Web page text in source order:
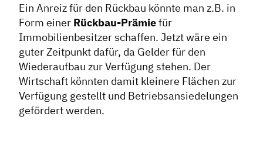
Dachverband
Geschichte des Dachverbandes
Vorstand
Mitglieder
Ein Anreiz für den Rückbau könnte man z.B. in
Form einer Rückbau-Prämiefür
Immobilienbesitzer schaffen. Jetzt wäre ein
guter Zeitpunkt dafür, da Gelder für den
Wiederaufbau zur Verfügung stehen. Der
Wirtschaft könnten damit kleinere Flächen zur
Verfügung gestellt und Betriebsansiedelungen
gefördert werden.